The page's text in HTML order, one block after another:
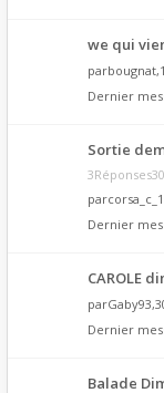
we qui
parbougnat
Dernier
Sortie
par
Dernier
CAROLE
parGaby93
Dernier
Balade